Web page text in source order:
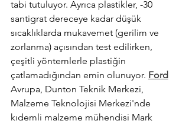
tabi tutuluyor. Ayrıca plastikler, -30
santigrat dereceye kadar düşük
sıcaklıklarda mukavemet (gerilim ve
zorlanma) açısından test edilirken,
çeşitli yöntemlerle plastiğin
çatlamadığından emin olunuyor. Ford
Avrupa, Dunton Teknik Merkezi,
Malzeme Teknolojisi Merkezi'nde
kıdemli malzeme mühendisi Mark